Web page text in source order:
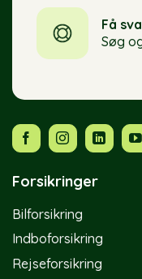
Få
Søg
Forsikringer
Bilforsikring
Indboforsikring
Rejseforsikring